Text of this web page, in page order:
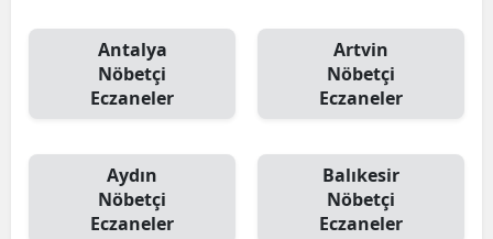
Antalya
Nöbetçi
Eczaneler
Artvin
Nöbetçi
Eczaneler
Aydın
Nöbetçi
Eczaneler
Balıkesir
Nöbetçi
Eczaneler